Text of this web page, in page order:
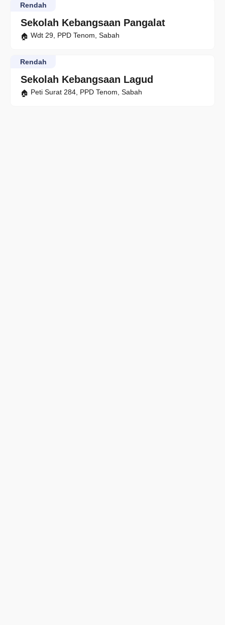
Sekolah Kebangsaan Pangalat
Rendah
Wdt 29, PPD Tenom, Sabah
Sekolah Kebangsaan Lagud
Rendah
Peti Surat 284, PPD Tenom, Sabah